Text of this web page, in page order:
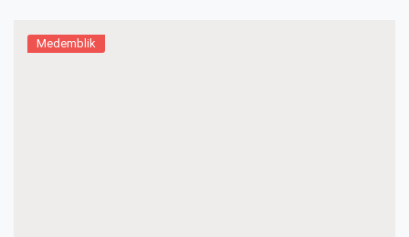
Medemblik